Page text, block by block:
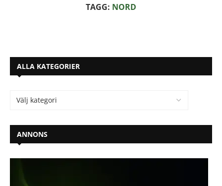
TAGG: NORD
ALLA KATEGORIER
ANNONS